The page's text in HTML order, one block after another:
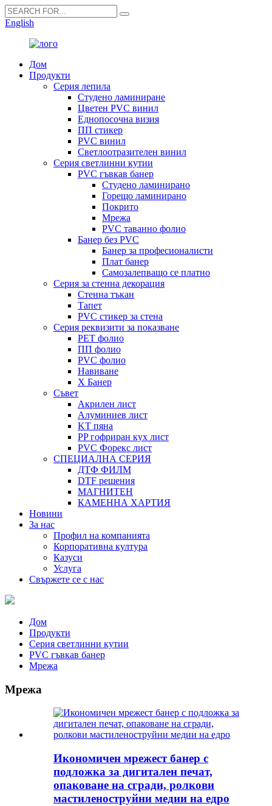
English
Дом
Продукти
Серия лепила
Студено ламиниране
Цветен PVC винил
Еднопосочна визия
ПП стикер
PVC винил
Светлоотразителен винил
Серия светлинни кутии
PVC гъвкав банер
Студено ламинирано
Горещо ламинирано
Покрито
Мрежа
PVC таванно фолио
Банер без PVC
Банер за професионалисти
Плат банер
Самозалепващо се платно
Серия за стенна декорация
Стенна тъкан
Тапет
PVC стикер за стена
Серия реквизити за показване
PET фолио
ПП фолио
PVC фолио
Навиване
X Банер
Съвет
Акрилен лист
Алуминиев лист
KT пяна
PP гофриран кух лист
PVC Форекс лист
СПЕЦИАЛНА СЕРИЯ
ДТФ ФИЛМ
DTF решения
МАГНИТЕН
КАМЕННА ХАРТИЯ
Новини
За нас
Профил на компанията
Корпоративна култура
Казуси
Услуга
Свържете се с нас
Дом
Продукти
Серия светлинни кутии
PVC гъвкав банер
Мрежа
Мрежа
Икономичен мрежест банер с
подложка за дигитален печат,
опаковане на сгради, ролкови
мастиленоструйни медии на едро